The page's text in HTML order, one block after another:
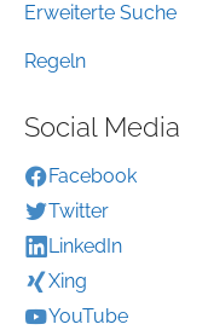
Erweiterte Suche
Regeln
Social Media
Facebook
Twitter
LinkedIn
Xing
YouTube